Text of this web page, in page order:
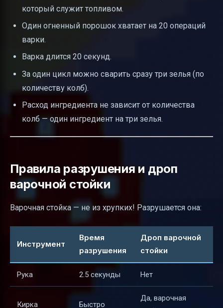
который служит топливом.
Один огненный порошок хватает на 20 операций
варки.
Варка длится 20 секунд.
За один цикл можно сварить сразу три зелья (по
количеству колб).
Расход ингредиента не зависит от количества
колб — один ингредиент на три зелья.
Правила разрушения и дроп
варочной стойки
Варочная стойка — не из хрупких! Разрушается она:
Инструмент
Время
разрушения
Дроп варочной
стойки
Рука 2.5 секунды Нет
Кирка Быстро
Да, варочная